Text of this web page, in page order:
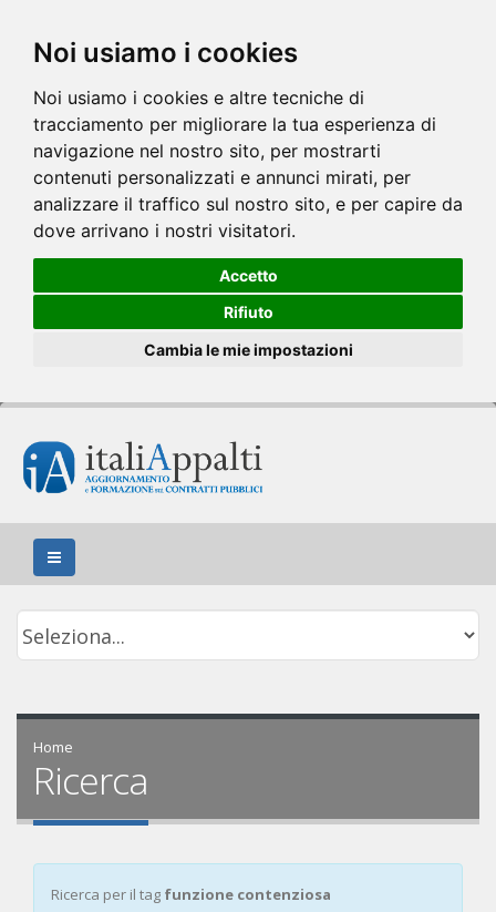
Noi usiamo i cookies
Noi usiamo i cookies e altre tecniche di
tracciamento per migliorare la tua esperienza di
navigazione nel nostro sito, per mostrarti
contenuti personalizzati e annunci mirati, per
analizzare il traffico sul nostro sito, e per capire da
dove arrivano i nostri visitatori.
Accetto
Rifiuto
Cambia le mie impostazioni
Home
Ricerca
Ricerca per il tag funzione contenziosa